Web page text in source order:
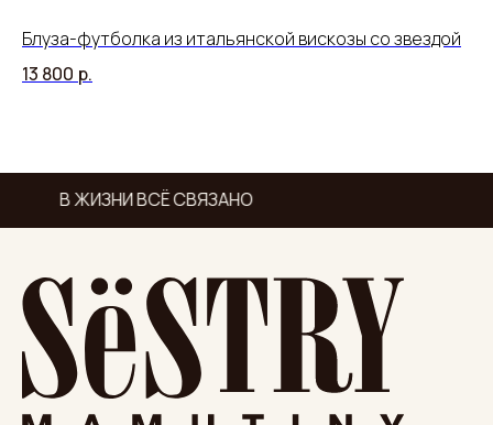
Блуза-футболка из итальянской вискозы со звездой
13 800 р.
В ЖИЗНИ ВСЁ СВЯЗАНО